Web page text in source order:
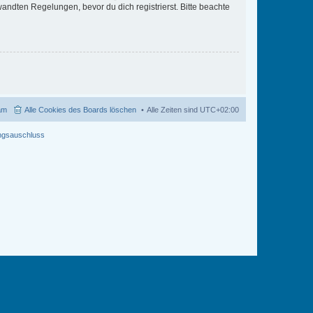
Regelungen, bevor du dich registrierst. Bitte beachte
Alle Zeiten sind UTC+02:00
Alle Cookies des Boards löschen